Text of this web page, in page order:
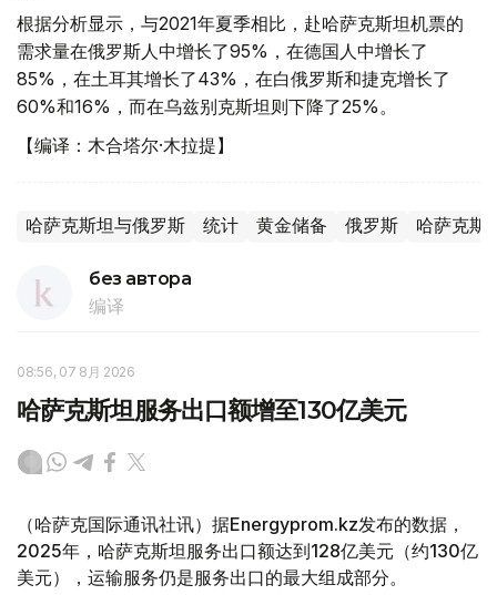
根据分析显示，与2021年夏季相比，赴哈萨克斯坦机票的
需求量在俄罗斯人中增长了95%，在德国人中增长了
85%，在土耳其增长了43%，在白俄罗斯和捷克增长了
60%和16%，而在乌兹别克斯坦则下降了25%。
【编译：木合塔尔·木拉提】
哈萨克斯坦与俄罗斯 统计 黄金储备 俄罗斯 哈萨克斯
без автора
编译
08:56, 07 8月 2026
哈萨克斯坦服务出口额增至130亿美元
（哈萨克国际通讯社讯）据Energyprom.kz发布的数据，
2025年，哈萨克斯坦服务出口额达到128亿美元（约130亿
美元），运输服务仍是服务出口的最大组成部分。